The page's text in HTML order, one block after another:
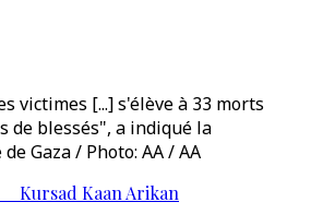
victimes [...] s'élève à 33 morts
de blessés", a indiqué la
Gaza / Photo: AA / AA
Kursad Kaan Arikan